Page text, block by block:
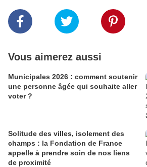
Vous aimerez aussi
Municipales 2026 : comment soutenir
une personne âgée qui souhaite aller
voter ?
Solitude des villes, isolement des
champs : la Fondation de France
appelle à prendre soin de nos liens
de proximité